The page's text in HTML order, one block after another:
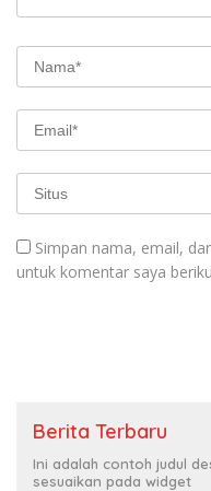
Simpan nama, email,
untuk komentar saya
Berita Terbaru
Ini adalah contoh judul
sesuaikan pada widget